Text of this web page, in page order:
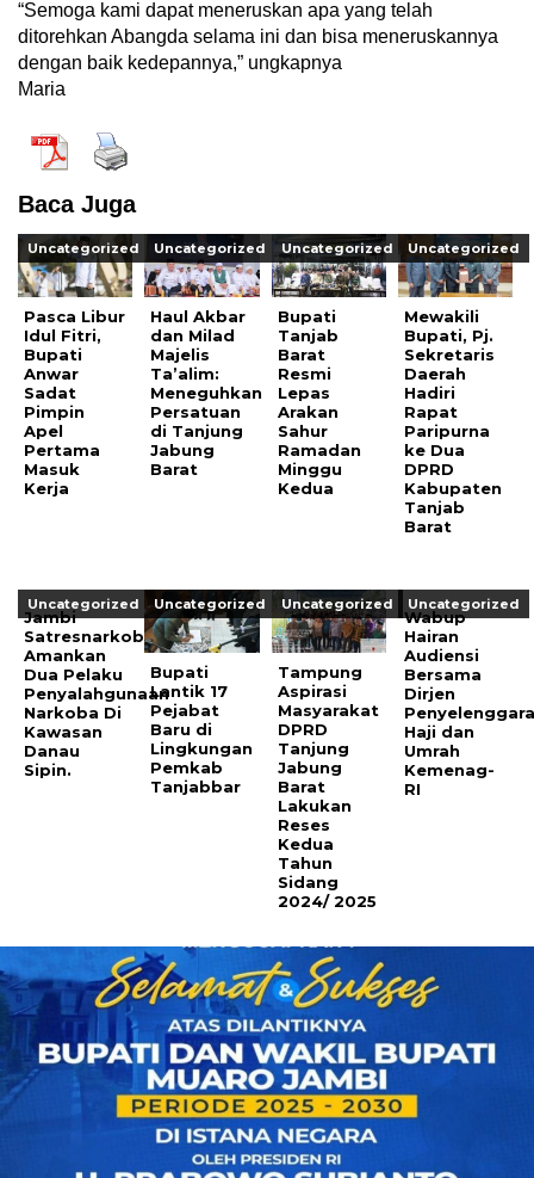
“Semoga kami dapat meneruskan apa yang telah
ditorehkan Abangda selama ini dan bisa meneruskannya
dengan baik kedepannya,” ungkapnya
Maria
Baca Juga
Uncategorized
Pasca Libur
Idul Fitri,
Bupati
Anwar
Sadat
Pimpin
Apel
Pertama
Masuk
Kerja
Uncategorized
Haul Akbar
dan Milad
Majelis
Ta’alim:
Meneguhkan
Persatuan
di Tanjung
Jabung
Barat
Uncategorized
Bupati
Tanjab
Barat
Resmi
Lepas
Arakan
Sahur
Ramadan
Minggu
Kedua
Uncategorized
Mewakili
Bupati, Pj.
Sekretaris
Daerah
Hadiri
Rapat
Paripurna
ke Dua
DPRD
Kabupaten
Tanjab
Barat
Uncategorized
Jambi
Satresnarkoba
Amankan
Dua Pelaku
Penyalahgunaan
Narkoba Di
Kawasan
Danau
Sipin.
Uncategorized
Bupati
Lantik 17
Pejabat
Baru di
Lingkungan
Pemkab
Tanjabbar
Uncategorized
Tampung
Aspirasi
Masyarakat
DPRD
Tanjung
Jabung
Barat
Lakukan
Reses
Kedua
Tahun
Sidang
2024/ 2025
Uncategorized
Wabup
Hairan
Audiensi
Bersama
Dirjen
Haji dan
Umrah
Kemenag-
RI